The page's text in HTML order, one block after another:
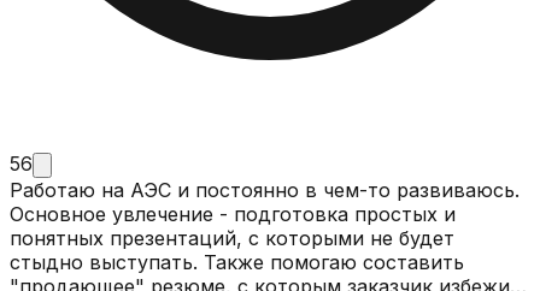
56
Работаю на АЭС и постоянно в чем-то развиваюсь.
Основное увлечение - подготовка простых и
понятных презентаций, с которыми не будет
стыдно выступать. Также помогаю составить
"продающее" резюме, с которым заказчик избежит